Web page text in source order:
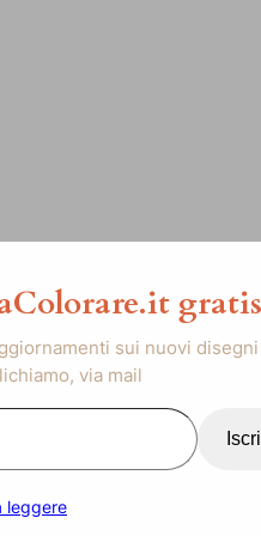
gratis
sui nuovi disegni
via mail
leggere